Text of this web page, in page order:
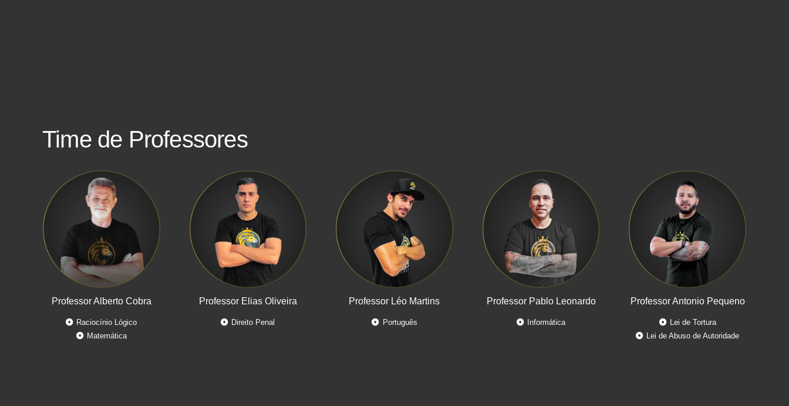
Time de Professores
Professor Alberto Cobra
Raciocínio Lógico
Matemática
Professor Elias Oliveira
Direito Penal
Professor Léo Martins
Português
Professor Pablo Leonardo
Informática
Professor Antonio Pequeno
Lei de Tortura
Lei de Abuso de Autoridade